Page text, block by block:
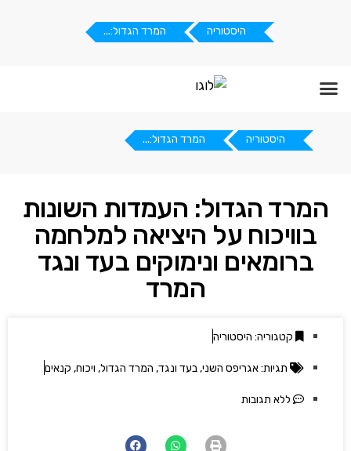
היסטוריה המרד הגדול:...
היסטוריה המרד הגדול:...
המרד הגדול: העמדות השונות
בוויכוח על היציאה למלחמה
ברומאים ונימוקים בעד ונגד
המרד
קטגוריה: היסטוריה
תגיות:אגריפס השני,בעד ונגד, המרד הגדול, ויכוח, קנאים
ללא תגובות